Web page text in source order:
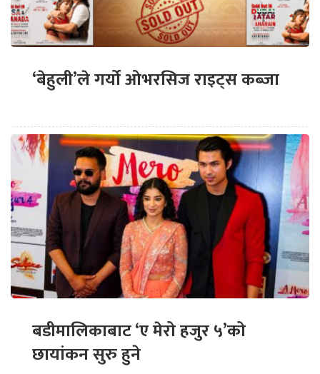
‘बेहुली’ले गर्यो ओभरसिज राइट्स कब्जा
बडीमालिकाबाट ‘ए मेरो हजुर ५’को
छायांकन सुरु हुने